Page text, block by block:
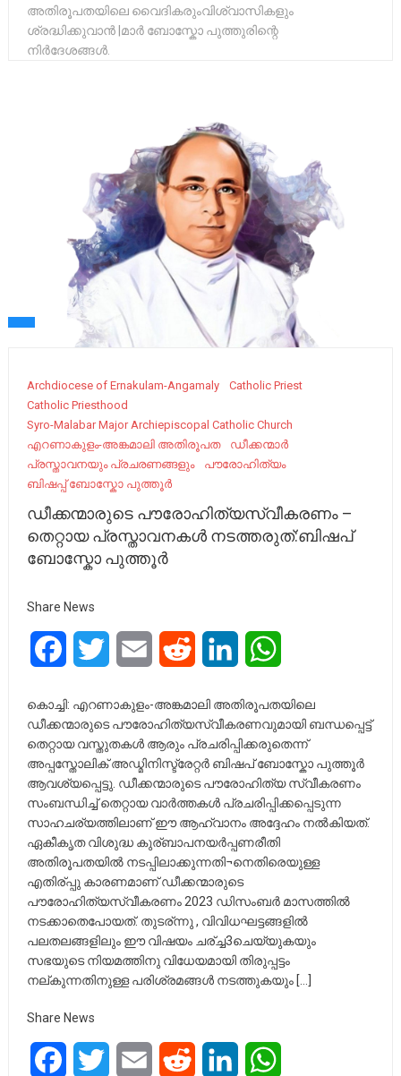
അതിരൂപതയിലെ വൈദികരുംവിശ്വാസികളും
ശ്രദ്ധിക്കുവാൻ |മാർ ബോസ്കോ പുത്തുരിന്റെ
നിർദേശങ്ങൾ.
Archdiocese of Ernakulam-Angamaly
Catholic Priest
Catholic Priesthood
Syro-Malabar Major Archiepiscopal Catholic Church
എറണാകുളം-അങ്കമാലി അതിരൂപത
ഡീക്കന്മാർ
പ്രസ്താവനയും പ്രചരണങ്ങളും
പൗരോഹിത്യം
ബിഷപ്പ് ബോസ്കോ പുത്തൂർ
ഡീക്കന്മാരുടെ പൗരോഹിത്യസ്വീകരണം –
തെറ്റായ പ്രസ്താവനകൾ നടത്തരുത്:ബിഷപ്
ബോസ്കോ പുത്തൂർ
Share News
FacebookTwitter Email Reddit LinkedIn
കൊച്ചി: എറണാകുളം-അങ്കമാലി അതിരൂപതയിലെ
ഡീക്കന്മാരുടെ പൗരോഹിത്യസ്വീകരണവുമായി ബന്ധപ്പെട്ട്
തെറ്റായ വസ്തുതകൾ ആരും പ്രചരിപ്പിക്കരുതെന്ന്
അപ്പസ്തോലിക് അഡ്മിനിസ്ട്രേറ്റർ ബിഷപ് ബോസ്കോ പുത്തൂർ
ആവശ്യപ്പെട്ടു. ഡീക്കന്മാരുടെ പൗരോഹിത്യ സ്വീകരണം
സംബന്ധിച്ച് തെറ്റായ വാർത്തകൾ പ്രചരിപ്പിക്കപ്പെടുന്ന
സാഹചര്യത്തിലാണ് ഈ ആഹ്വാനം അദ്ദേഹം നൽകിയത്.
ഏകീകൃത വിശുദ്ധ കുര്ബാപനയർപ്പണരീതി
അതിരൂപതയിൽ നടപ്പിലാക്കുന്നതി¬നെതിരെയുള്ള
എതിര്പ്പു കാരണമാണ് ഡീക്കന്മാരുടെ
പൗരോഹിത്യസ്വീകരണം 2023 ഡിസംബർ മാസത്തിൽ
നടക്കാതെപോയത്. തുടര്ന്നു , വിവിധഘട്ടങ്ങളില്‍
പലതലങ്ങളിലും ഈ വിഷയം ചര്ച്ച3ചെയ്യുകയും
സഭയുടെ നിയമത്തിനു വിധേയമായി തിരുപ്പട്ടം
നല്കുന്നതിനുള്ള പരിശ്രമങ്ങൾ നടത്തുകയും […]
Share News
FacebookTwitter Email Reddit LinkedIn